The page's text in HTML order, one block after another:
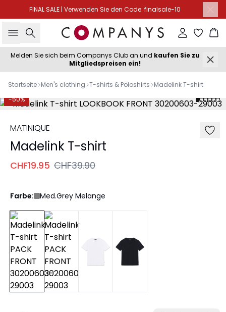
FINAL SALE | Verwenden Sie den Code: finalsale-10
Suche Einloggen
Melden Sie sich beim Companys Club an und kaufen Sie zu
Mitgliedspreisen ein!
Startseite Men's clothing T-shirts & Poloshirts Madelink T-shirt
-50%
MATINIQUE
Madelink T-shirt
CHF19.95 CHF39.90
Farbe: Med.Grey Melange